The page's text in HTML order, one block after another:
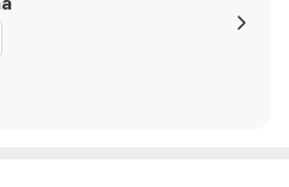
제작되어 전 곡에 대한 뮤직비디오
번 앨범은 2023년 이후 처음 선보이는
요한 전환점이다.